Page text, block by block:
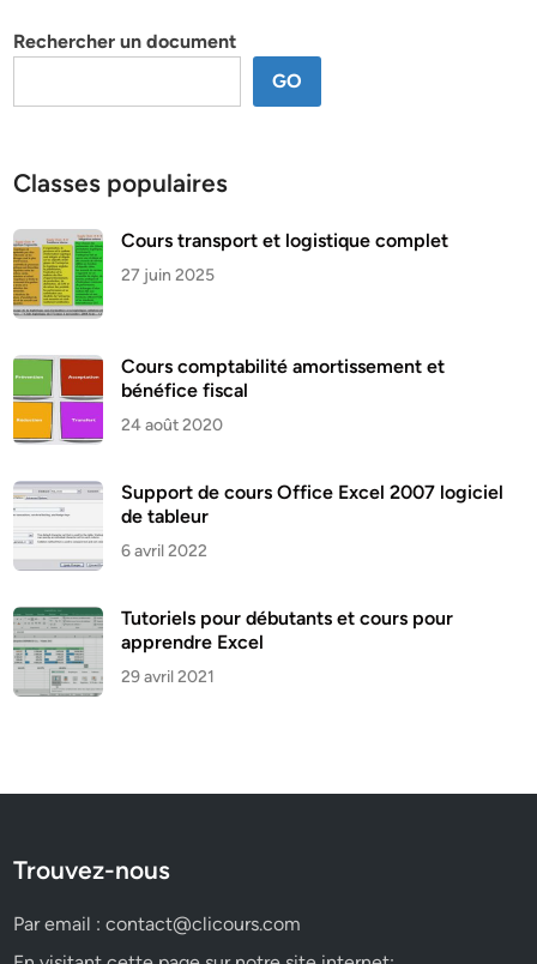
Rechercher un document
GO
Classes populaires
Cours transport et logistique complet
27 juin 2025
Cours comptabilité amortissement et
bénéfice fiscal
24 août 2020
Support de cours Office Excel 2007 logiciel
de tableur
6 avril 2022
Tutoriels pour débutants et cours pour
apprendre Excel
29 avril 2021
Trouvez-nous
Par email :contact@clicours.com